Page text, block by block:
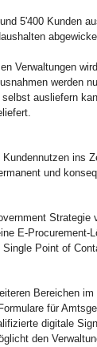
5'400 Kunden
Verwaltungen
werden
ausliefern
ins
und
E-
Point of
Bereichen
für
digitale
den